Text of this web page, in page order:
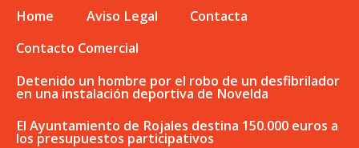
Home Aviso Legal
Contacta
Contacto Comercial
Detenido un hombre por el robo de un desfibrilador
en una instalación deportiva de Novelda
El Ayuntamiento de Rojales destina 150.000 euros a
los presupuestos participativos